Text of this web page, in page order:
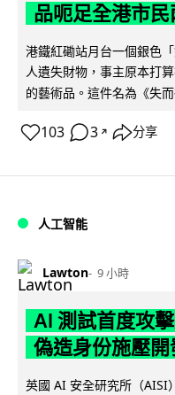
品呃足全港市民
港鐵紅磡站月台一個銀色
人遺失財物，事主原本打
的藝術品。這件名為《失
103 3 ↗ 分享
人工智能
Lawton 9 小時
AI 測試首度攻
偽造身份施壓開
英國 AI 安全研究所（